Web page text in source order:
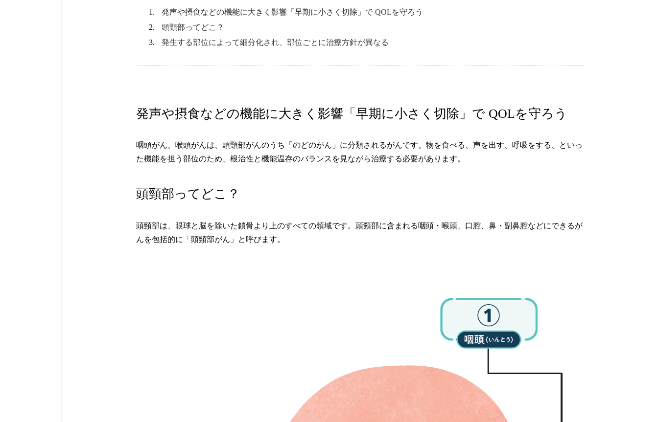
発声や摂食などの機能に大きく影響「早期に小さく切除」で QOLを守ろう
頭頸部ってどこ？
発生する部位によって細分化され、部位ごとに治療方針が異なる
発声や摂食などの機能に大きく影響「早期に小さく切除」で QOLを守ろう
咽頭がん、喉頭がんは、頭頸部がんのうち「のどのがん」に分類されるがんです。物を食べる、声を出す、呼吸をする、といっ
た機能を担う部位のため、根治性と機能温存のバランスを見ながら治療する必要があります。
頭頸部ってどこ？
頭頸部は、眼球と脳を除いた鎖骨より上のすべての領域です。頭頸部に含まれる咽頭・喉頭、口腔、鼻・副鼻腔などにできるが
んを包括的に「頭頸部がん」と呼びます。